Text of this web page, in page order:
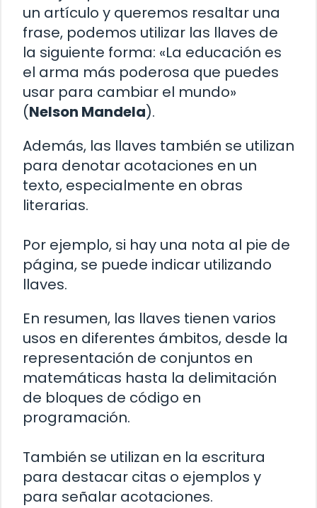
un artículo y queremos resaltar una
frase, podemos utilizar las llaves de
la siguiente forma: «La educación es
el arma más poderosa que puedes
usar para cambiar el mundo»
(Nelson Mandela).
Además, las llaves también se utilizan
para denotar acotaciones en un
texto, especialmente en obras
literarias.
Por ejemplo, si hay una nota al pie de
página, se puede indicar utilizando
llaves.
En resumen, las llaves tienen varios
usos en diferentes ámbitos, desde la
representación de conjuntos en
matemáticas hasta la delimitación
de bloques de código en
programación.
También se utilizan en la escritura
para destacar citas o ejemplos y
para señalar acotaciones.